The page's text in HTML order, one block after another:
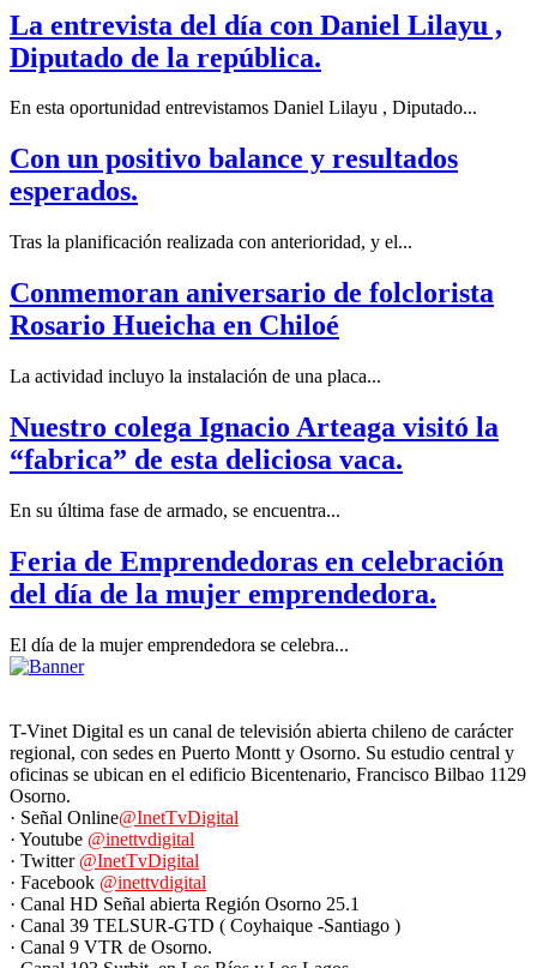
La entrevista del día con Daniel Lilayu ,
Diputado de la república.
En esta oportunidad entrevistamos Daniel Lilayu , Diputado...
Con un positivo balance y resultados
esperados.
Tras la planificación realizada con anterioridad, y el...
Conmemoran aniversario de folclorista
Rosario Hueicha en Chiloé
La actividad incluyo la instalación de una placa...
Nuestro colega Ignacio Arteaga visitó la
“fabrica” de esta deliciosa vaca.
En su última fase de armado, se encuentra...
Feria de Emprendedoras en celebración
del día de la mujer emprendedora.
El día de la mujer emprendedora se celebra...
T-Vinet Digital es un canal de televisión abierta chileno de carácter
regional, con sedes en Puerto Montt y Osorno. Su estudio central y
oficinas se ubican en el edificio Bicentenario, Francisco Bilbao 1129
Osorno.
· Señal Online@InetTvDigital
· Youtube @inettvdigital
· Twitter @InetTvDigital
· Facebook @inettvdigital
· Canal HD Señal abierta Región Osorno 25.1
· Canal 39 TELSUR-GTD ( Coyhaique -Santiago )
· Canal 9 VTR de Osorno.